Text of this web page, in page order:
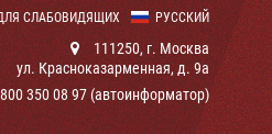
РУССКИЙ
СЛАБОВИДЯЩИХ
111250, г. Москва
ул. Красноказарменная, д. 9а
350 08 97 (автоинформатор)